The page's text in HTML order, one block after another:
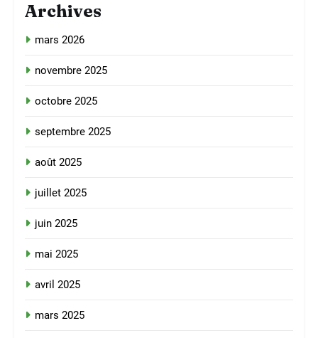
Archives
mars 2026
novembre 2025
octobre 2025
septembre 2025
août 2025
juillet 2025
juin 2025
mai 2025
avril 2025
mars 2025